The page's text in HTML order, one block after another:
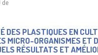
de
DES PLASTIQUES EN
MICRO-ORGANISMES ET
RÉSULTATS ET